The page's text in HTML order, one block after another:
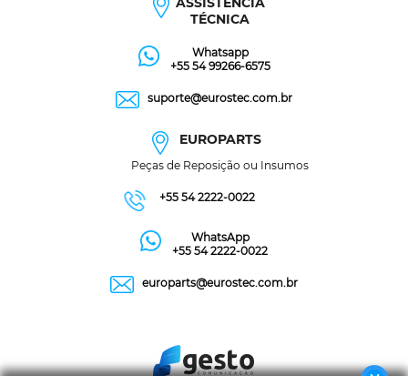
TÉCNICA
Whatsapp
+55 54 99266-6575
suporte@eurostec.com.br
EUROPARTS
Peças de Reposição ou Insumos
+55 54 2222-0022
WhatsApp
+55 54 2222-0022
europarts@eurostec.com.br